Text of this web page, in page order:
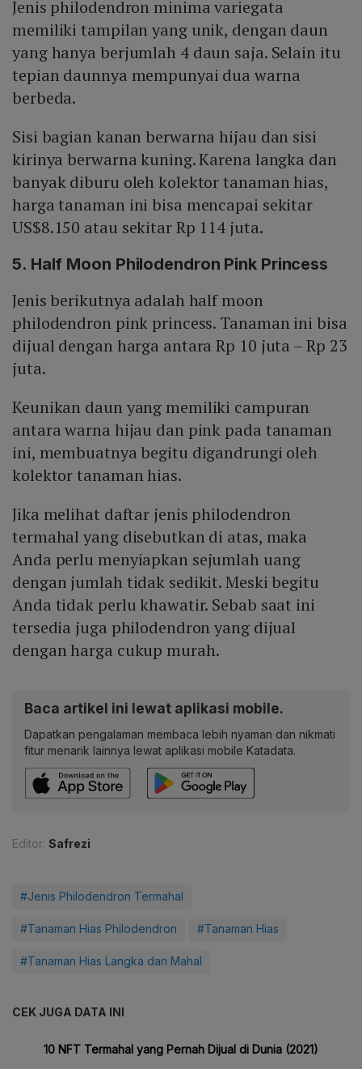
Jenis philodendron minima variegata
memiliki tampilan yang unik, dengan daun
yang hanya berjumlah 4 daun saja. Selain itu
tepian daunnya mempunyai dua warna
berbeda.
Sisi bagian kanan berwarna hijau dan sisi
kirinya berwarna kuning. Karena langka dan
banyak diburu oleh kolektor tanaman hias,
harga tanaman ini bisa mencapai sekitar
US$8.150 atau sekitar Rp 114 juta.
5. Half Moon Philodendron Pink Princess
Jenis berikutnya adalah half moon
philodendron pink princess. Tanaman ini bisa
dijual dengan harga antara Rp 10 juta – Rp 23
juta.
Keunikan daun yang memiliki campuran
antara warna hijau dan pink pada tanaman
ini, membuatnya begitu digandrungi oleh
kolektor tanaman hias.
Jika melihat daftar jenis philodendron
termahal yang disebutkan di atas, maka
Anda perlu menyiapkan sejumlah uang
dengan jumlah tidak sedikit. Meski begitu
Anda tidak perlu khawatir. Sebab saat ini
tersedia juga philodendron yang dijual
dengan harga cukup murah.
Baca artikel ini lewat aplikasi mobile.
Dapatkan pengalaman membaca lebih nyaman dan nikmati
fitur menarik lainnya lewat aplikasi mobile Katadata.
Editor: Safrezi
#Jenis Philodendron Termahal
#Tanaman Hias Philodendron #Tanaman Hias
#Tanaman Hias Langka dan Mahal
CEK JUGA DATA INI